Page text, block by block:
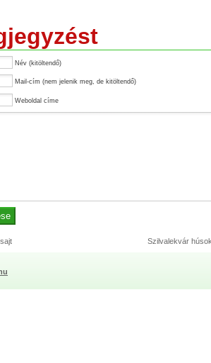
Név (kitöltendő)
Mail-cím (nem jelenik meg, de kitöltendő)
Weboldal címe
Szilvalekvár